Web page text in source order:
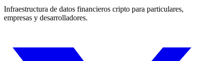
Infraestructura de datos financieros cripto para particulares,
empresas y desarrolladores.